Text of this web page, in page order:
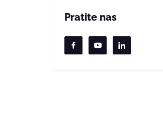
Pratite nas